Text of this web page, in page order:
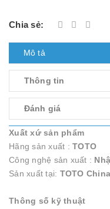
Chia sẻ:
Mô tả
Thông tin
Đánh giá
Xuất xứ sản phẩm
Hãng sản xuất : TOTO
Công nghệ sản xuất :
Sản xuất tại: TOTO China
Thông số kỹ thuật